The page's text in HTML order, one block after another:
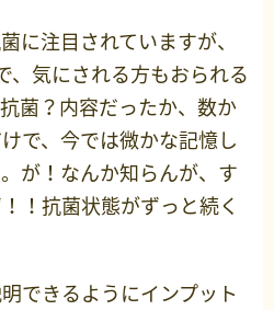
に注目されていますが、
、気にされる方もおられる
菌？内容だったか、数か
で、今では微かな記憶し
が！なんか知らんが、す
！抗菌状態がずっと続く
できるようにインプット